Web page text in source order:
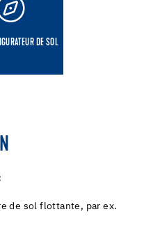
DE SOL
de sol flottante, par ex.